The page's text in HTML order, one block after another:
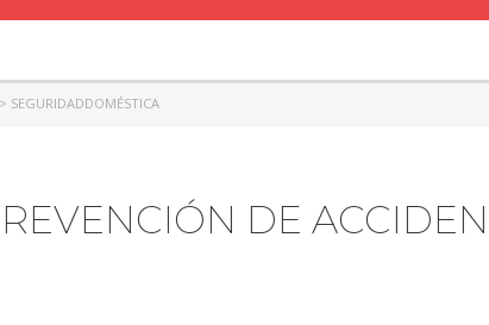
> SEGURIDADDOMÉSTICA
DE